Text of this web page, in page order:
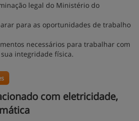
legal do Ministério do
para as oportunidades de trabalho
necessários para trabalhar com
integridade física.
com eletricidade,